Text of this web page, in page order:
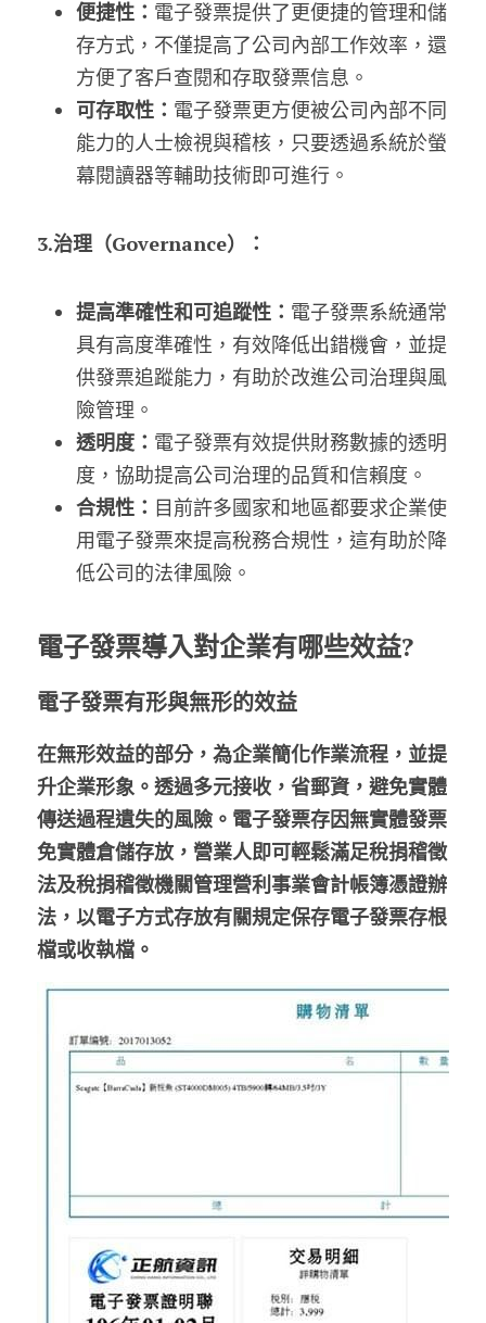
便捷性： 電子發票提供了更便捷的管理和儲
存方式，不僅提高了公司內部工作效率，還
方便了客戶查閱和存取發票信息。
可存取性： 電子發票更方便被公司內部不同
能力的人士檢視與稽核，只要透過系統於螢
幕閱讀器等輔助技術即可進行。
3.治理（Governance）：
提高準確性和可追蹤性： 電子發票系統通常
具有高度準確性，有效降低出錯機會，並提
供發票追蹤能力，有助於改進公司治理與風
險管理。
透明度： 電子發票有效提供財務數據的透明
度，協助提高公司治理的品質和信賴度。
合規性： 目前許多國家和地區都要求企業使
用電子發票來提高稅務合規性，這有助於降
低公司的法律風險。
電子發票導入對企業有哪些效益?
電子發票有形與無形的效益
在無形效益的部分，為企業簡化作業流程，並提
升企業形象。透過多元接收，省郵資，避免實體
傳送過程遺失的風險。電子發票存因無實體發票
免實體倉儲存放，營業人即可輕鬆滿足稅捐稽徵
法及稅捐稽徵機關管理營利事業會計帳簿憑證辦
法，以電子方式存放有關規定保存電子發票存根
檔或收執檔。